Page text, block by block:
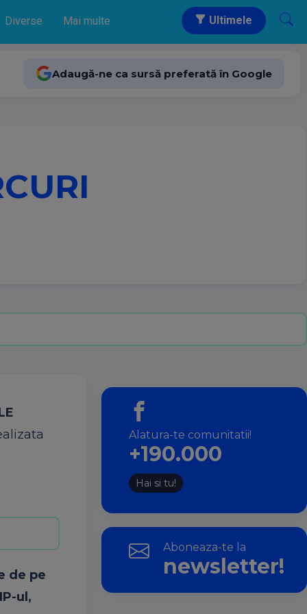
Diverse Mai multe Ultimele
Adaugă-ne ca sursă preferată în Google
de pe
ul ,
Alatura-te comunitatii!
+190.000
Hai si tu!
Aboneaza-te la
newsletter!